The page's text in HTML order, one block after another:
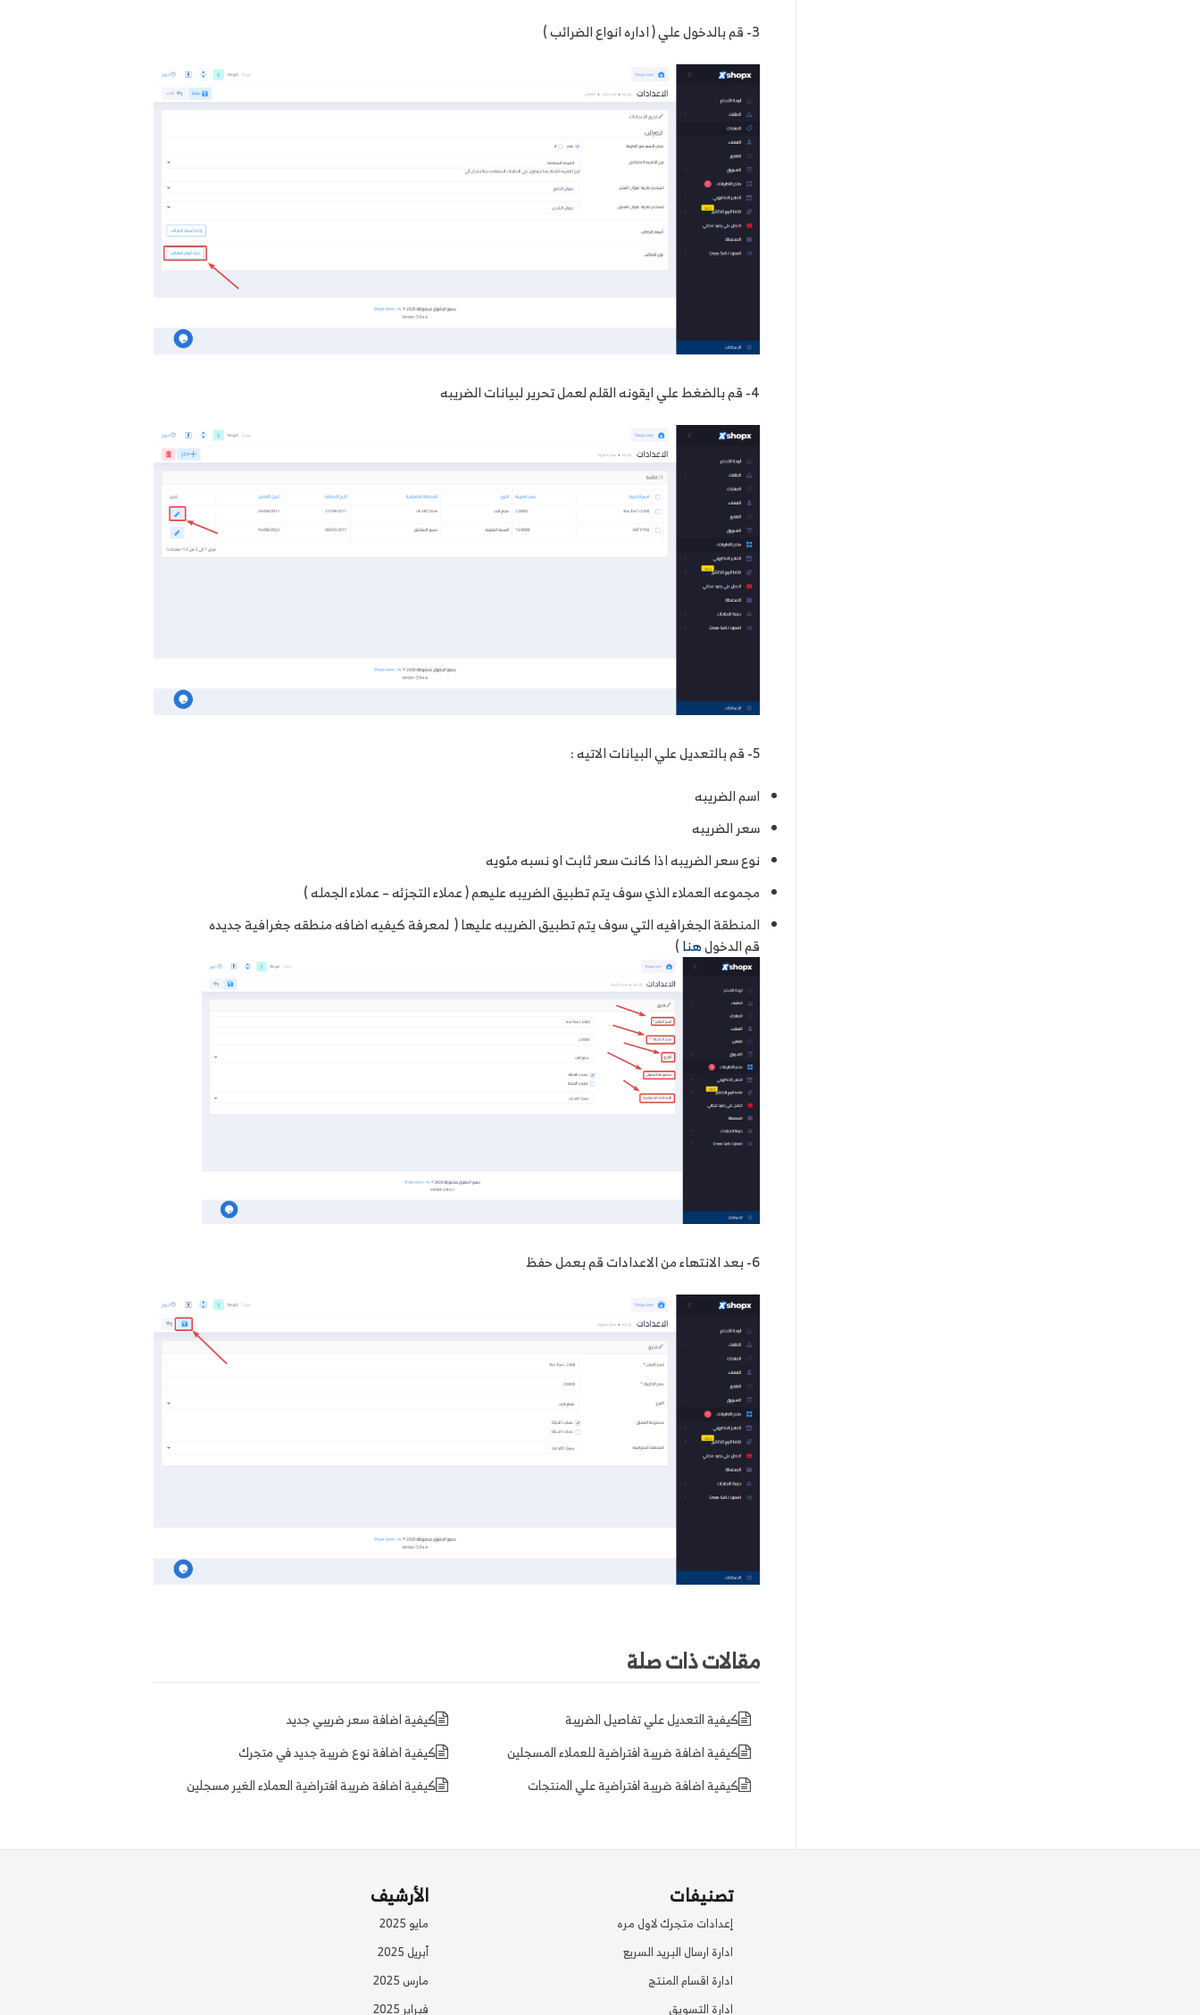
3- قم بالدخول علي ( اداره انواع الضرائب )
4- قم بالضغط علي ايقونه القلم لعمل تحرير لبيانات الضريبه
5- قم بالتعديل علي البيانات الاتيه :
اسم الضريبه
سعر الضريبه
نوع سعر الضريبه اذا كانت سعر ثابت او نسبه مئويه
مجموعه العملاء الذي سوف يتم تطبيق الضريبه عليهم ( عملاء التجزئه – عملاء الجمله )
المنطقة الجغرافيه التي سوف يتم تطبيق الضريبه عليها ( لمعرفة كيفيه اضافه منطقه جغرافية جديده
قم الدخولهنا)
6- بعد الانتهاء من الاعدادات قم بعمل حفظ
مقالات ذات صلة
كيفية اضافة سعر ضريبي جديد
كيفية التعديل علي تفاصيل الضريبة
كيفية اضافة نوع ضريبة جديد في متجرك
كيفية اضافة ضريبة افتراضية للعملاء المسجلين
كيفية اضافة ضريبة افتراضية العملاء الغير مسجلين
كيفية اضافة ضريبة افتراضية علي المنتجات
الأرشيف
مايو 2025
أبريل 2025
مارس 2025
فبراير 2025
تصنيفات
إعدادات متجرك لاول مره
ادارة ارسال البريد السريع
ادارة اقسام المنتج
ادارة التسويق